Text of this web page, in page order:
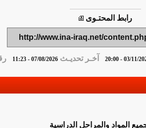
رابط المحتـوى
http://www.ina-iraq.net/
03/11/2025 - آخـر تحديـث07/08/2026 - 11:23